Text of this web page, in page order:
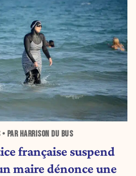
• PAR HARRISON DU BUS
française suspend
maire dénonce une